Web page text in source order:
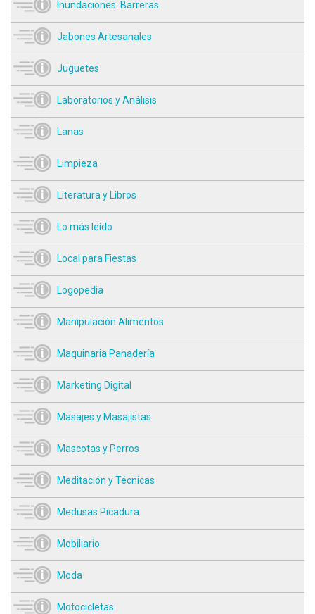
Inundaciones. Barreras
Jabones Artesanales
Juguetes
Laboratorios y Análisis
Lanas
Limpieza
Literatura y Libros
Lo más leído
Local para Fiestas
Logopedia
Manipulación Alimentos
Maquinaria Panadería
Marketing Digital
Masajes y Masajistas
Mascotas y Perros
Meditación y Técnicas
Medusas Picadura
Mobiliario
Moda
Motocicletas